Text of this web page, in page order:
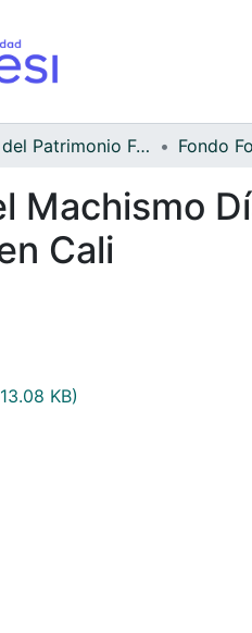
Archivo del Patrimonio Fotográfico y Fílmico del Valle del Cauca
Machismo
Cali
KB)